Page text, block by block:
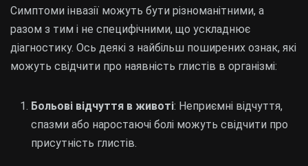
Симптоми інвазії можуть бути різноманітними, а
разом з тим і не специфічними, що ускладнює
діагностику. Ось деякі з найбільш поширених ознак, які
можуть свідчити про наявність глистів в організмі:
Больові відчуття в животі: Неприємні відчуття,
спазми або наростаючі болі можуть свідчити про
присутність глистів.